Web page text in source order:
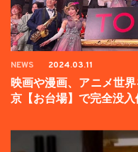
NEWS 2024.03.11
映画や漫画、アニメ世
京【お台場】で完全没